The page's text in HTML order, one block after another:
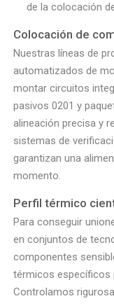
de la colocación
Colocación de
Nuestras líneas de
automatizados de
montar circuitos
pasivos 0201 y
alineación precisa y
sistemas de
garantizan una
momento.
Perfil térmico
Para conseguir
en conjuntos de
componentes
térmicos específicos
Controlamos